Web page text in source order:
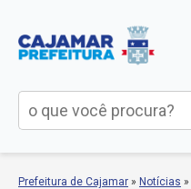
Prefeitura de Cajamar » Notícias »